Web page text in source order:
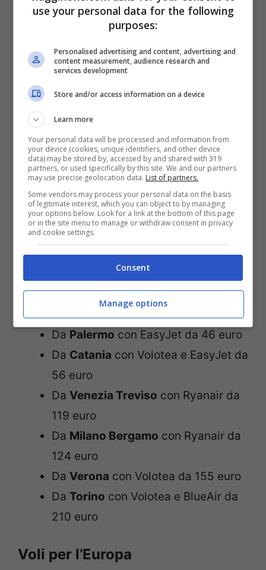
(anadata con Alitalia e scalo a
Fiumicino da 150 euro)
Per Bari
DaRoma Fiumicinocon Ryanair da
54 euro
DaBolognacon Ryanair da 120 euro
DaPisacon Ryanair da 123 euro
DaVenezia Marco Polocon Volotea
da 124 euro
DaVeronacon Volotea da 134 euro
Milano Bergamo
Per Napoli
Da Palermo con EasyJet da 46 euro
Da Catania con Volotea e EasyJet da
56 euro
Da Venezia Treviso con Ryanair da
119 euro
Da Milano Bergamo con Ryanair da
124 euro
Da Verona con Volotea da 155 euro
Da Torino con Volotea e BlueAir da
210 euro
Voli per l’Europa
use your personal data for the following
purposes:
Personalised advertising and content, advertising and
content measurement, audience research and
services development
Store and/or access information on a device
Learn more
Your personal data will be processed and information from
your device (cookies, unique identifiers, and other device
data) may be stored by, accessed by and shared with 319
partners, or used specifically by this site. We and our partners
may use precise geolocation data. List of partners.
Some vendors may process your personal data on the basis
of legitimate interest, which you can object to by managing
your options below. Look for a link at the bottom of this page
or in the site menu to manage or withdraw consent in privacy
and cookie settings.
Consent
Manage options